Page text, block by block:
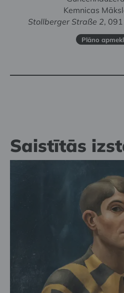
Kemnicas
Stollberger Straße 2,
Plāno
Saistītās